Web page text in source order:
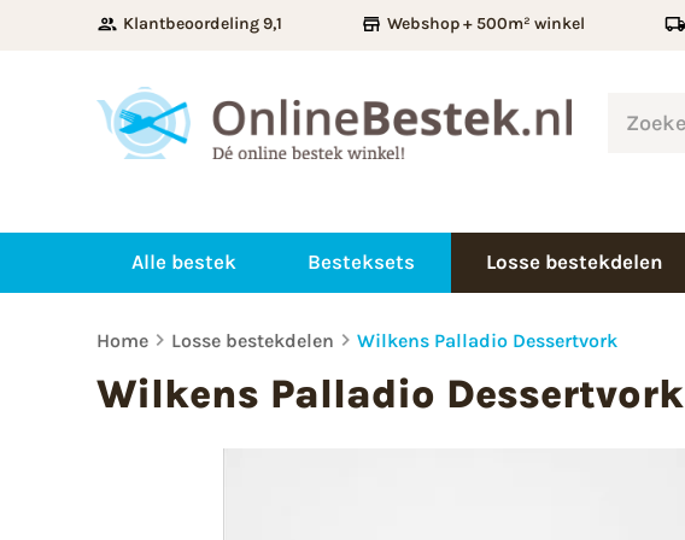
Klantbeoordeling 9,1 Webshop + 500m² winkel
Alle bestek Besteksets Losse bestekdelen
Home Losse bestekdelen Wilkens Palladio Dessertvork
Wilkens Palladio Dessertvork